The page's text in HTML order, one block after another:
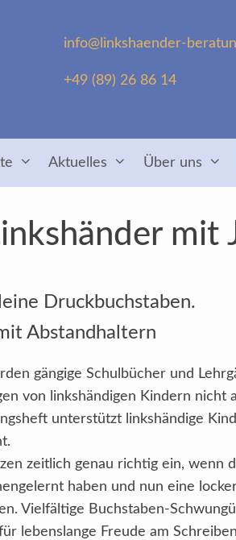
info@linkshaender-
+49 (89) 26 86 14
Aktuelles Über uns
mit
Druckbuchstaben.
Abstandhaltern
gängige Schulbücher und
von linkshändigen Kindern nicht
unterstützt linkshändige
zeitlich genau richtig ein, wenn
haben und nun eine
Vielfältige Buchstaben-
lebenslange Freude am